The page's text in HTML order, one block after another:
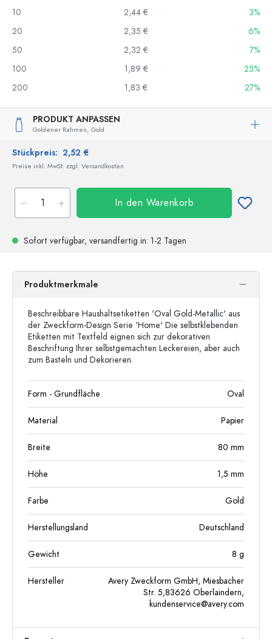
10
2,44 €
3%
20
2,35 €
6%
50
2,32 €
7%
100
1,89 €
25%
200
1,83 € 27%
PRODUKT ANPASSEN
Goldener Rahmen, Gold
Stückpreis: 2,52 €
Preise inkl. MwSt. zzgl. Versandkosten
In den Warenkorb
Sofort verfügbar, versandfertig in: 1-2 Tagen
Produktmerkmale
Beschreibbare Haushaltsetiketten 'Oval Gold-Metallic' aus
der Zweckform-Design Serie 'Home' Die selbstklebenden
Etiketten mit Textfeld eignen sich zur dekorativen
Beschriftung Ihrer selbstgemachten Leckereien, aber auch
zum Basteln und Dekorieren.
Form - Grundfläche Oval
Material Papier
Breite 80 mm
Höhe 1,5 mm
Farbe Gold
Herstellungsland Deutschland
Gewicht 8 g
Hersteller
Avery Zweckform GmbH, Miesbacher
Str. 5,83626 Oberlaindern,
kundenservice@avery.com